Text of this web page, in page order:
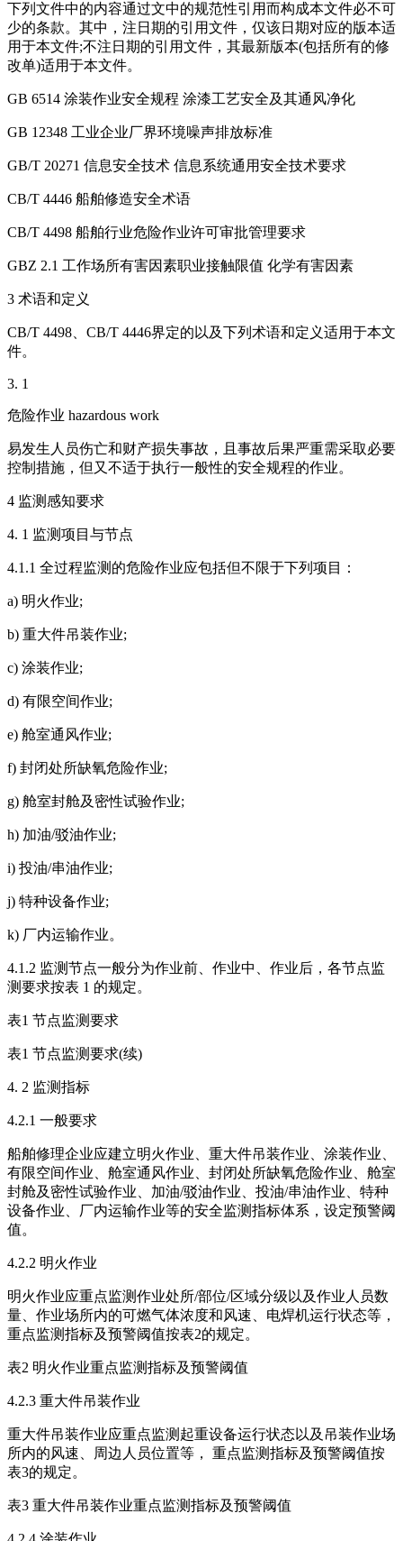
下列文件中的内容通过文中的规范性引用而构成本文件必不可
少的条款。其中，注日期的引用文件，仅该日期对应的版本适
用于本文件;不注日期的引用文件，其最新版本(包括所有的修
改单)适用于本文件。
GB 6514 涂装作业安全规程 涂漆工艺安全及其通风净化
GB 12348 工业企业厂界环境噪声排放标准
GB/T 20271 信息安全技术 信息系统通用安全技术要求
CB/T 4446 船舶修造安全术语
CB/T 4498 船舶行业危险作业许可审批管理要求
GBZ 2.1 工作场所有害因素职业接触限值 化学有害因素
3 术语和定义
CB/T 4498、CB/T 4446界定的以及下列术语和定义适用于本文
件。
3. 1
危险作业 hazardous work
易发生人员伤亡和财产损失事故，且事故后果严重需采取必要
控制措施，但又不适于执行一般性的安全规程的作业。
4 监测感知要求
4. 1 监测项目与节点
4.1.1 全过程监测的危险作业应包括但不限于下列项目：
a) 明火作业;
b) 重大件吊装作业;
c) 涂装作业;
d) 有限空间作业;
e) 舱室通风作业;
f) 封闭处所缺氧危险作业;
g) 舱室封舱及密性试验作业;
h) 加油/驳油作业;
i) 投油/串油作业;
j) 特种设备作业;
k) 厂内运输作业。
4.1.2 监测节点一般分为作业前、作业中、作业后，各节点监
测要求按表 1 的规定。
表1 节点监测要求
表1 节点监测要求(续)
4. 2 监测指标
4.2.1 一般要求
船舶修理企业应建立明火作业、重大件吊装作业、涂装作业、
有限空间作业、舱室通风作业、封闭处所缺氧危险作业、舱室
封舱及密性试验作业、加油/驳油作业、投油/串油作业、特种
设备作业、厂内运输作业等的安全监测指标体系，设定预警阈
值。
4.2.2 明火作业
明火作业应重点监测作业处所/部位/区域分级以及作业人员数
量、作业场所内的可燃气体浓度和风速、电焊机运行状态等，
重点监测指标及预警阈值按表2的规定。
表2 明火作业重点监测指标及预警阈值
4.2.3 重大件吊装作业
重大件吊装作业应重点监测起重设备运行状态以及吊装作业场
所内的风速、周边人员位置等， 重点监测指标及预警阈值按
表3的规定。
表3 重大件吊装作业重点监测指标及预警阈值